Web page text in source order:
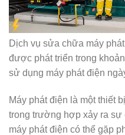
Dịch vụ sửa chữa máy
được phát triển trong
sử dụng máy phát điện
Máy phát điện là một thiết
trong trường hợp xảy ra sự
máy phát điện có thể gặp